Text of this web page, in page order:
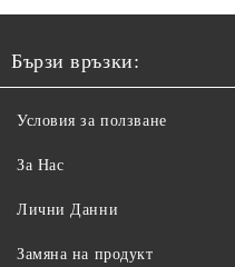
Бързи връзки:
Условия за ползване
За Нас
Лични Данни
Замяна на продукт